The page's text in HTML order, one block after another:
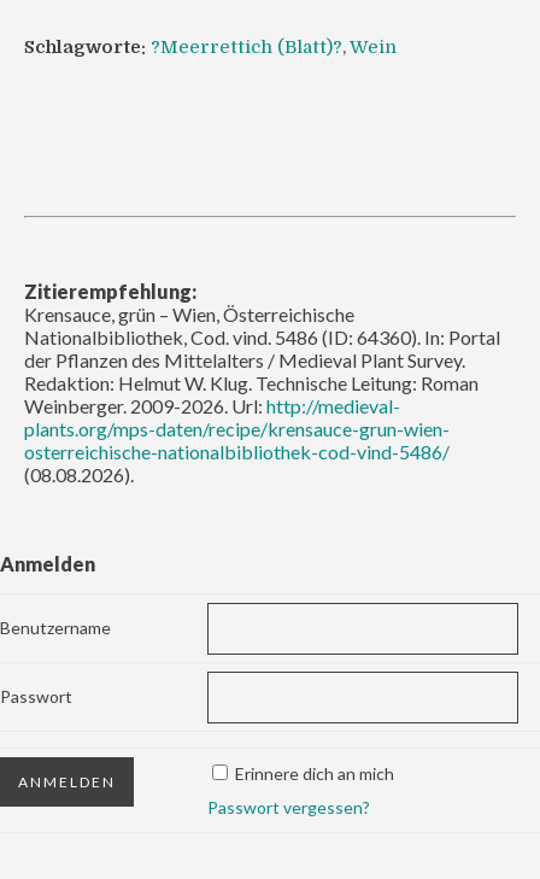
Schlagworte: ?Meerrettich (Blatt)?,Wein
Zitierempfehlung:
Krensauce, grün – Wien, Österreichische
Nationalbibliothek, Cod. vind. 5486 (ID: 64360). In: Portal
der Pflanzen des Mittelalters / Medieval Plant Survey.
Redaktion: Helmut W. Klug. Technische Leitung: Roman
Weinberger. 2009-2026. Url: http://medieval-
plants.org/mps-daten/recipe/krensauce-grun-wien-
osterreichische-nationalbibliothek-cod-vind-5486/
(08.08.2026).
Anmelden
Benutzername
Passwort
Erinnere dich an mich
Passwort vergessen?